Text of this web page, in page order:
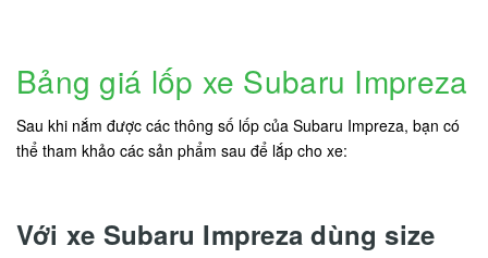
Bảng giá lốp xe Subaru Impreza
Sau khi nắm được các thông số lốp của Subaru Impreza, bạn có
thể tham khảo các sản phẩm sau để lắp cho xe:
Với xe Subaru Impreza dùng size